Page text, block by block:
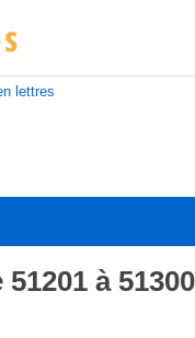
lettres
à 51300